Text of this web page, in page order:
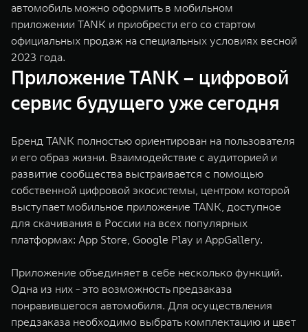
WEY 80
Масштаб возможностей
от 6 449 000 ₽
WEY 80
Масштаб
автомобиль можно оформить в мобильном
приложении TANK и приобрести его со стартом
официальных продаж на специальных условиях весной
2023 года.
Приложение TANK – цифровой
сервис будущего уже сегодня
Бренд TANK полностью ориентирован на пользователя
и его образ жизни. Взаимодействие с аудиторией и
развитие сообщества выстраивается с помощью
собственной цифровой экосистемы, центром которой
выступает мобильное приложение TANK, доступное
для скачивания в России на всех популярных
платформах: App Store, Google Play и AppGallery.
Приложение объединяет в себе несколько функций.
Одна из них - это возможность предзаказа
понравившегося автомобиля. Для осуществления
предзаказа необходимо выбрать комплектацию и цвет